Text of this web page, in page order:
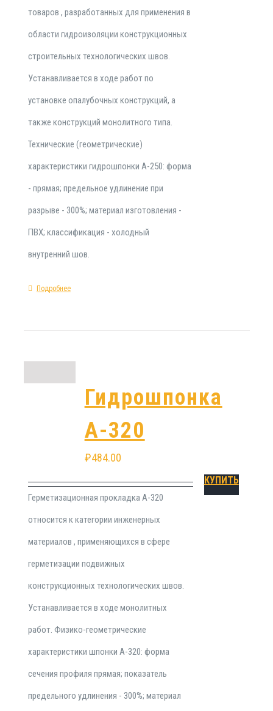
товаров , разработанных для применения в
области гидроизоляции конструкционных
строительных технологических швов.
Устанавливается в ходе работ по
установке опалубочных конструкций, а
также конструкций монолитного типа.
Технические (геометрические)
характеристики гидрошпонки А-250: форма
- прямая; предельное удлинение при
разрыве - 300%; материал изготовления -
ПВХ; классификация - холодный
внутренний шов.
Подробнее
Гидрошпонка
А-320
₽484.00
Герметизационная прокладка А-320
относится к категории инженерных
материалов , применяющихся в сфере
герметизации подвижных
конструкционных технологических швов.
Устанавливается в ходе монолитных
работ. Физико-геометрические
характеристики шпонки А-320: форма
сечения профиля прямая; показатель
предельного удлинения - 300%; материал
КУПИТЬ